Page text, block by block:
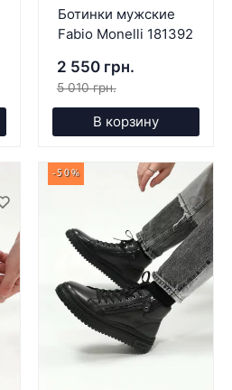
Ботинки мужские
Fabio Monelli 181392
2 550 грн.
5 010 грн.
В корзину
-50%